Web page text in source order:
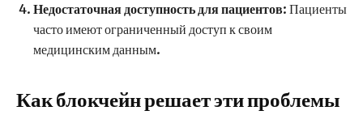
Недостаточная доступность для пациентов: Пациенты
часто имеют ограниченный доступ к своим
медицинским данным.
Как блокчейн решает эти проблемы